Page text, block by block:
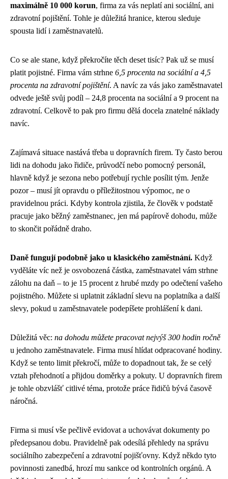
maximálně 10 000 korun, firma za vás neplatí ani sociální, ani
zdravotní pojištění. Tohle je důležitá hranice, kterou sleduje
spousta lidí i zaměstnavatelů.
Co se ale stane, když překročíte těch deset tisíc? Pak už se musí
platit pojistné. Firma vám strhne 6,5 procenta na sociální a 4,5
procenta na zdravotní pojištění. A navíc za vás jako zaměstnavatel
odvede ještě svůj podíl – 24,8 procenta na sociální a 9 procent na
zdravotní. Celkově to pak pro firmu dělá docela znatelné náklady
navíc.
Zajímavá situace nastává třeba u dopravních firem. Ty často berou
lidi na dohodu jako řidiče, průvodčí nebo pomocný personál,
hlavně když je sezona nebo potřebují rychle posílit tým. Jenže
pozor – musí jít opravdu o příležitostnou výpomoc, ne o
pravidelnou práci. Kdyby kontrola zjistila, že člověk v podstatě
pracuje jako běžný zaměstnanec, jen má papírově dohodu, může
to skončit pořádně draho.
Daně fungují podobně jako u klasického zaměstnání. Když
vyděláte víc než je osvobozená částka, zaměstnavatel vám strhne
zálohu na daň – to je 15 procent z hrubé mzdy po odečtení vašeho
pojistného. Můžete si uplatnit základní slevu na poplatníka a další
slevy, pokud u zaměstnavatele podepíšete prohlášení k dani.
Důležitá věc: na dohodu můžete pracovat nejvýš 300 hodin ročně
u jednoho zaměstnavatele. Firma musí hlídat odpracované hodiny.
Když se tento limit překročí, může to dopadnout tak, že se celý
vztah přehodnotí a přijdou doměrky a pokuty. U dopravních firem
je tohle obzvlášť citlivé téma, protože práce řidičů bývá časově
náročná.
Firma si musí vše pečlivě evidovat a uchovávat dokumenty po
předepsanou dobu. Pravidelně pak odesílá přehledy na správu
sociálního zabezpečení a zdravotní pojišťovny. Když někdo tyto
povinnosti zanedbá, hrozí mu sankce od kontrolních orgánů. A